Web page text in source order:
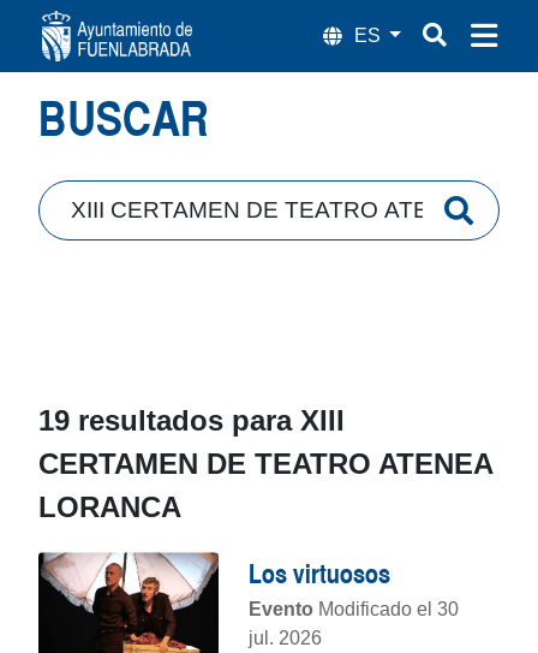
Búsqueda
BUSCAR
19 resultados para XIII
CERTAMEN DE TEATRO ATENEA
LORANCA
Los virtuosos
Evento Modificado el 30
jul. 2026